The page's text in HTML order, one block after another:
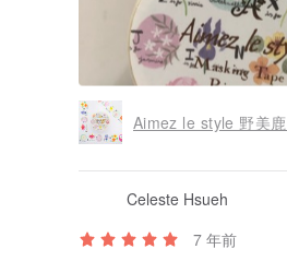
Aimez le style 野美
Celeste Hsueh
7 年前